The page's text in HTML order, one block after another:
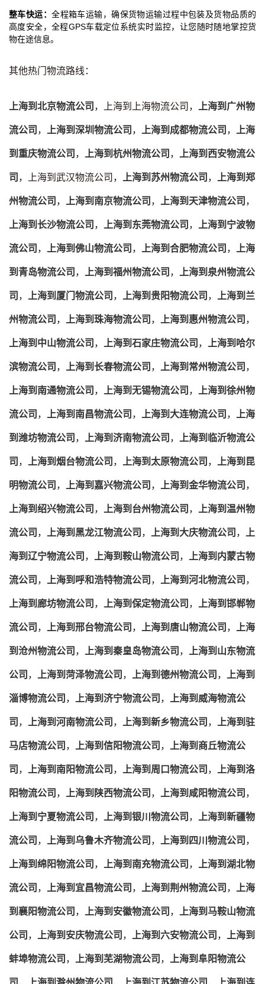
整车快运：全程箱车运输，确保货物运输过程中包装及货物品质的
高度安全，全程GPS车载定位系统实时监控，让您随时随地掌控货
物在途信息。
其他热门物流路线：
上海到北京物流公司，上海到上海物流公司， 上海到广州物
流公司， 上海到深圳物流公司， 上海到成都物流公司， 上海
到重庆物流公司， 上海到杭州物流公司， 上海到西安物流公
司，上海到武汉物流公司， 上海到苏州物流公司， 上海到郑
州物流公司， 上海到南京物流公司， 上海到天津物流公司，
上海到长沙物流公司， 上海到东莞物流公司， 上海到宁波物
流公司， 上海到佛山物流公司， 上海到合肥物流公司， 上海
到青岛物流公司， 上海到福州物流公司， 上海到泉州物流公
司， 上海到厦门物流公司， 上海到贵阳物流公司， 上海到兰
州物流公司， 上海到珠海物流公司， 上海到惠州物流公司，
上海到中山物流公司， 上海到石家庄物流公司， 上海到哈尔
滨物流公司， 上海到长春物流公司， 上海到常州物流公司，
上海到南通物流公司， 上海到无锡物流公司， 上海到徐州物
流公司， 上海到南昌物流公司， 上海到大连物流公司， 上海
到潍坊物流公司， 上海到济南物流公司， 上海到临沂物流公
司， 上海到烟台物流公司， 上海到太原物流公司， 上海到昆
明物流公司， 上海到嘉兴物流公司， 上海到金华物流公司，
上海到绍兴物流公司， 上海到台州物流公司， 上海到温州物
流公司， 上海到黑龙江物流公司， 上海到大庆物流公司， 上
海到辽宁物流公司， 上海到鞍山物流公司， 上海到内蒙古物
流公司， 上海到呼和浩特物流公司， 上海到河北物流公司，
上海到廊坊物流公司， 上海到保定物流公司， 上海到邯郸物
流公司， 上海到邢台物流公司， 上海到唐山物流公司， 上海
到沧州物流公司， 上海到秦皇岛物流公司， 上海到山东物流
公司， 上海到菏泽物流公司， 上海到德州物流公司， 上海到
淄博物流公司， 上海到济宁物流公司， 上海到威海物流公
司， 上海到河南物流公司， 上海到新乡物流公司， 上海到驻
马店物流公司， 上海到信阳物流公司， 上海到商丘物流公
司， 上海到南阳物流公司， 上海到周口物流公司， 上海到洛
阳物流公司， 上海到陕西物流公司， 上海到咸阳物流公司，
上海到宁夏物流公司， 上海到银川物流公司， 上海到新疆物
流公司， 上海到乌鲁木齐物流公司， 上海到四川物流公司，
上海到绵阳物流公司， 上海到南充物流公司， 上海到湖北物
流公司， 上海到宜昌物流公司， 上海到荆州物流公司， 上海
到襄阳物流公司， 上海到安徽物流公司， 上海到马鞍山物流
公司， 上海到安庆物流公司， 上海到六安物流公司， 上海到
蚌埠物流公司， 上海到芜湖物流公司， 上海到阜阳物流公